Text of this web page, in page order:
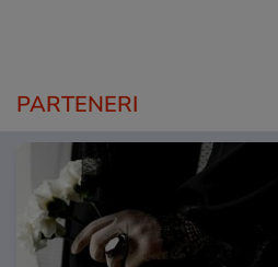
PARTENERI